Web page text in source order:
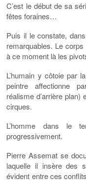
C’est le début de sa
fêtes foraines…
Puis il le constate,
remarquables. Le corps
à ce moment là les
L’humain y côtoie par
peintre affectionne
réalisme d’arrière plan)
cirques.
L’homme dans le
progressivement.
Pierre Assemat se
laquelle il insère des
évident entre ces